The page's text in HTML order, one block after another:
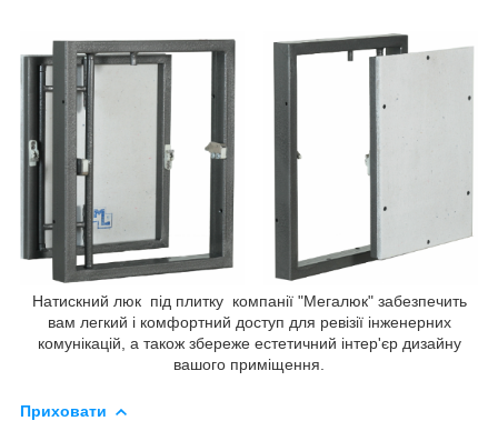
Натискний люк під плитку компанії "Мегалюк" забезпечить
вам легкий і комфортний доступ для ревізії інженерних
комунікацій, а також збереже естетичний інтер'єр дизайну
вашого приміщення.
Приховати